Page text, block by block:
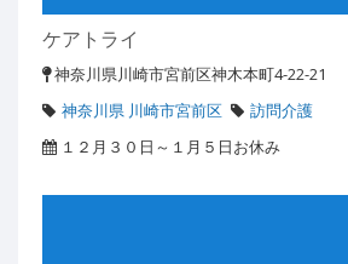
ケアトライ
神奈川県川崎市宮前区神木本町4-22-21
神奈川県 川崎市宮前区
訪問介護
１２月３０日～１月５日お休み